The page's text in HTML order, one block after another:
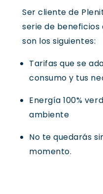
Ser cliente de
serie de
son los siguientes:
Tarifas que se
consumo y tus
Energía 100%
ambiente
No te quedarás
momento.